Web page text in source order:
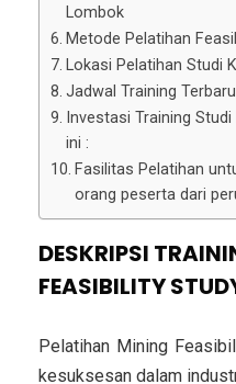
Lombok
Metode Pelatihan
Lokasi Pelatihan Studi
Jadwal Training
Investasi Training
ini :
Fasilitas Pelatihan
orang peserta dari
DESKRIPSI
FEASIBILITY
Pelatihan Mining
kesuksesan dalam